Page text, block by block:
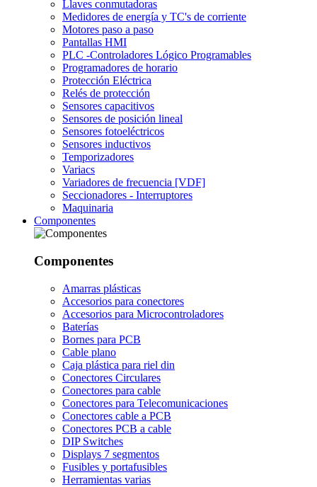
Llaves conmutadoras
Medidores de energía y TC's de corriente
Motores paso a paso
Pantallas HMI
PLC -Controladores Lógico Programables
Programadores de horario
Protección Eléctrica
Relés de protección
Sensores capacitivos
Sensores de posición lineal
Sensores fotoeléctricos
Sensores inductivos
Temporizadores
Variacs
Variadores de frecuencia [VDF]
Seccionadores - Interruptores
Maquinaria
Componentes
Componentes
Amarras plásticas
Accesorios para conectores
Accesorios para Microcontroladores
Baterías
Bornes para PCB
Cable plano
Caja plástica para riel din
Conectores Circulares
Conectores para cable
Conectores para Telecomunicaciones
Conectores cable a PCB
Conectores PCB a cable
DIP Switches
Displays 7 segmentos
Fusibles y portafusibles
Herramientas varias